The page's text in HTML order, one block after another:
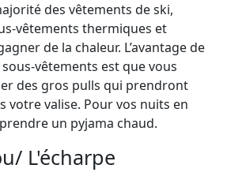
des vêtements de ski,
vêtements thermiques et
de la chaleur. L’avantage de
vêtements est que vous
des gros pulls qui prendront
votre valise. Pour vos nuits en
un pyjama chaud.
L'écharpe